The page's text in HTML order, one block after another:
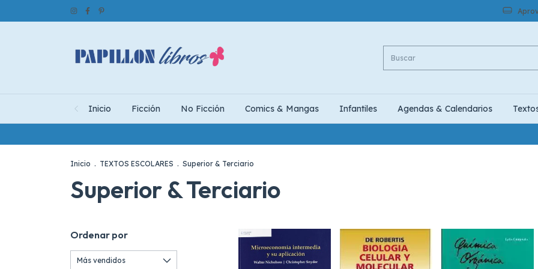
Inicio Ficción No Ficción Comics & Mangas Infantiles Agendas & Calendarios
Inicio . TEXTOS ESCOLARES . Superior & Terciario
Superior & Terciario
Ordenar por